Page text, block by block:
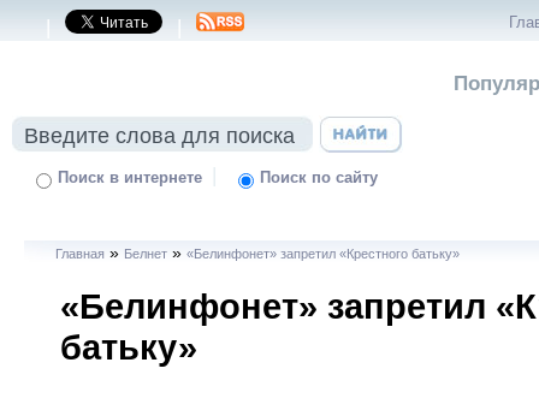
| |
Поиск в интернете | Поиск по сайту
Главная » Белнет »«Белинфонет» запретил «Крестного батьку»
«Белинфонет» запретил
батьку»